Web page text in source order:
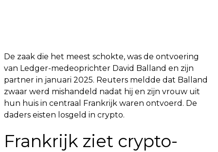
De zaak die het meest schokte, was de ontvoering
van Ledger-medeoprichter David Balland en zijn
partner in januari 2025. Reuters meldde dat Balland
zwaar werd mishandeld nadat hij en zijn vrouw uit
hun huis in centraal Frankrijk waren ontvoerd. De
daders eisten losgeld in crypto.
Frankrijk ziet crypto-